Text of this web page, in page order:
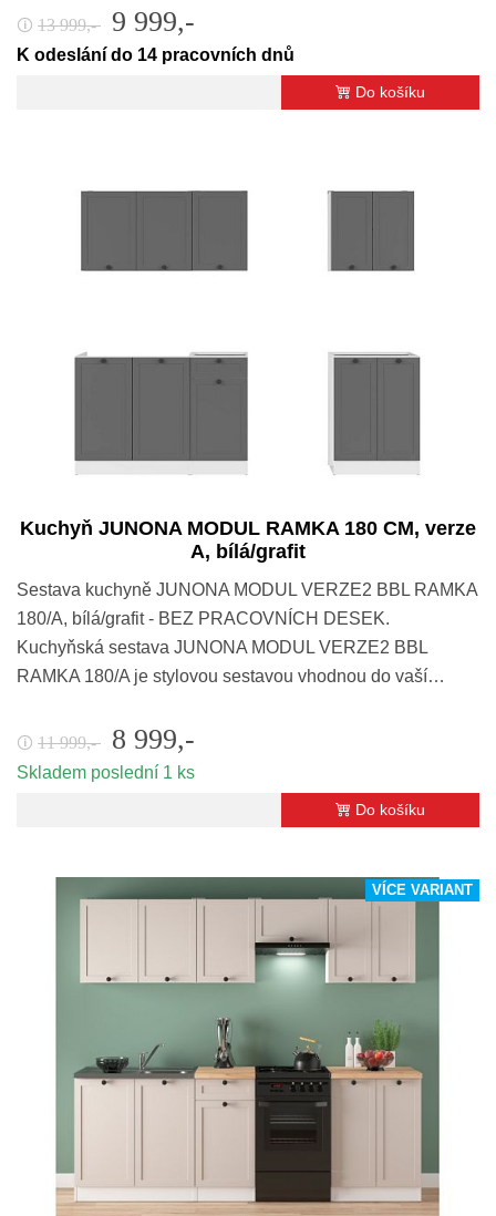
🛈 13 999,- 9 999,-
K odeslání do 14 pracovních dnů
Do košíku
Kuchyň JUNONA MODUL RAMKA 180 CM, verze
A, bílá/grafit
Sestava kuchyně JUNONA MODUL VERZE2 BBL RAMKA
180/A, bílá/grafit - BEZ PRACOVNÍCH DESEK.
Kuchyňská sestava JUNONA MODUL VERZE2 BBL
RAMKA 180/A je stylovou sestavou vhodnou do vaší…
🛈 11 999,- 8 999,-
Skladem poslední 1 ks
Do košíku
VÍCE VARIANT